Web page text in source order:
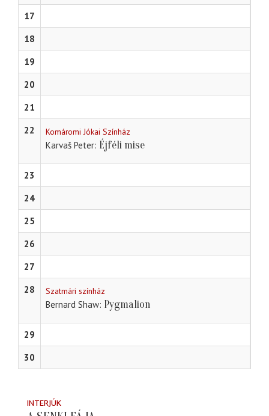
17
18
19
20
21
22
Komáromi Jókai Színház
Karvaš Peter Éjféli mise
23
24
25
26
27
28
Szatmári színház
Bernard Shaw Pygmalion
29
30
INTERJÚK